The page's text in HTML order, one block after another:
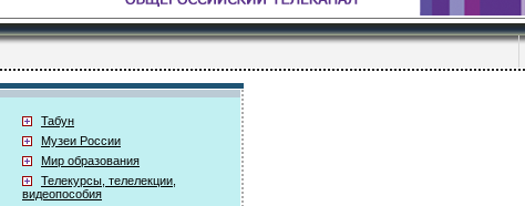
Табун
Музеи России
Мир образования
Телекурсы, телелекции,
видеопособия